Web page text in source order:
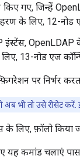
गए, जिन्हें
के लिए, 12-नोड
13-नोड एज
पर निर्भर
अब भी तो उसे रीसेट
लिए, फ़ॉलो किया
यह कमांड चलाएं